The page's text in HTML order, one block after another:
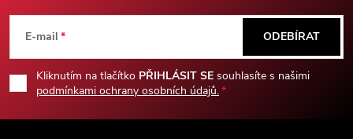
p
a
E-mail
Kliknutím na tlačítko PŘIHLÁSIT SE souhlasíte s našimi
podmínkami ochrany osobních údajů.
ODEBÍRAT